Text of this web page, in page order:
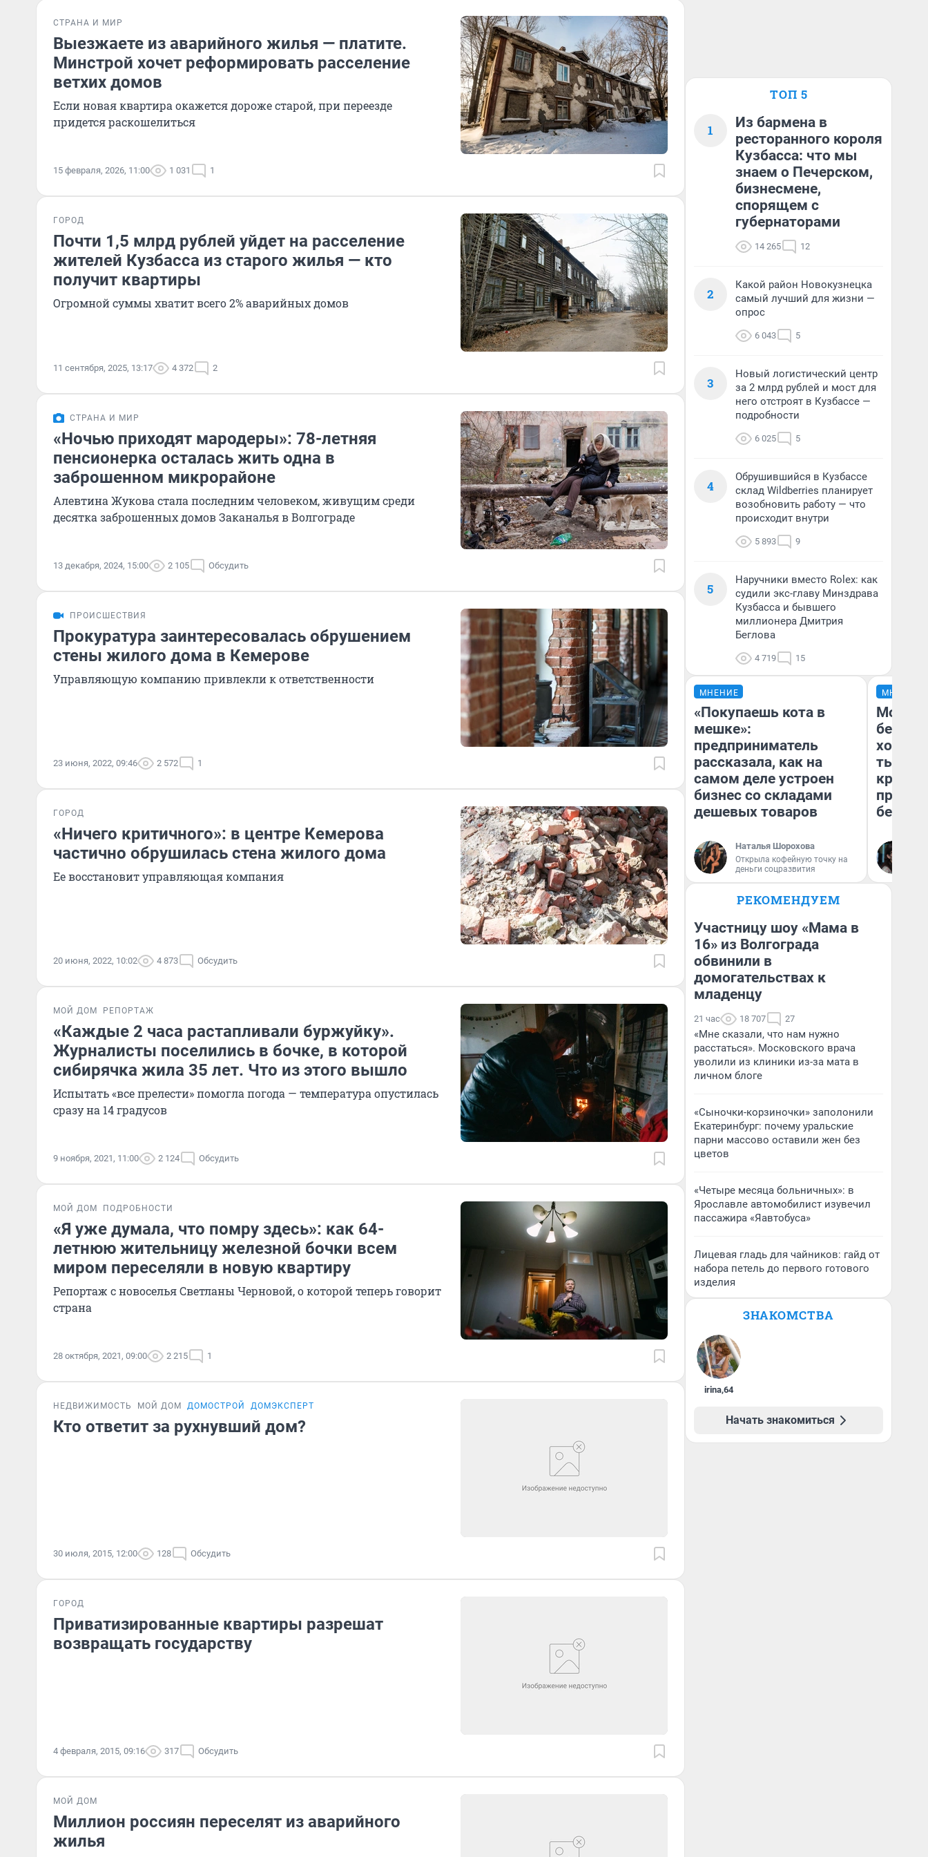
СТРАНА И МИР
Выезжаете из аварийного жилья — платите.
Минстрой хочет реформировать расселение
ветхих домов
Если новая квартира окажется дороже старой, при переезде
придется раскошелиться
15 февраля, 2026, 11:00 1 031 1
ГОРОД
Почти 1,5 млрд рублей уйдет на расселение
жителей Кузбасса из старого жилья — кто
получит квартиры
Огромной суммы хватит всего 2% аварийных домов
11 сентября, 2025, 13:17 4 372 2
СТРАНА И МИР
«Ночью приходят мародеры»: 78-летняя
пенсионерка осталась жить одна в
заброшенном микрорайоне
Алевтина Жукова стала последним человеком, живущим среди
десятка заброшенных домов Заканалья в Волгограде
13 декабря, 2024, 15:00 2 105 Обсудить
ПРОИСШЕСТВИЯ
Прокуратура заинтересовалась обрушением
стены жилого дома в Кемерове
Управляющую компанию привлекли к ответственности
23 июня, 2022, 09:46 2 572 1
ГОРОД
«Ничего критичного»: в центре Кемерова
частично обрушилась стена жилого дома
Ее восстановит управляющая компания
20 июня, 2022, 10:02 4 873 Обсудить
МОЙ ДОМ РЕПОРТАЖ
«Каждые 2 часа растапливали буржуйку».
Журналисты поселились в бочке, в которой
сибирячка жила 35 лет. Что из этого вышло
Испытать «все прелести» помогла погода — температура опустилась
сразу на 14 градусов
9 ноября, 2021, 11:00 2 124 Обсудить
МОЙ ДОМ ПОДРОБНОСТИ
«Я уже думала, что помру здесь»: как 64-
летнюю жительницу железной бочки всем
миром переселяли в новую квартиру
Репортаж с новоселья Светланы Черновой, о которой теперь говорит
страна
28 октября, 2021, 09:00 2 215 1
НЕДВИЖИМОСТЬ МОЙ ДОМ ДОМОСТРОЙ ДОМЭКСПЕРТ
Кто ответит за рухнувший дом?
30 июля, 2015, 12:00 128 Обсудить
ГОРОД
Приватизированные квартиры разрешат
возвращать государству
4 февраля, 2015, 09:16 317 Обсудить
МОЙ ДОМ
Миллион россиян переселят из аварийного
жилья
ТОП 5
1
Из бармена в
ресторанного короля
Кузбасса: что мы
знаем о Печерском,
бизнесмене,
спорящем с
губернаторами
14 265 12
2
Какой район Новокузнецка
самый лучший для жизни —
опрос
6 043 5
3
Новый логистический центр
за 2 млрд рублей и мост для
него отстроят в Кузбассе —
подробности
6 025 5
4
Обрушившийся в Кузбассе
склад Wildberries планирует
возобновить работу — что
происходит внутри
5 893 9
5
Наручники вместо Rolex: как
судили экс-главу Минздрава
Кузбасса и бывшего
миллионера Дмитрия
Беглова
4 719 15
МНЕНИЕ
«Покупаешь кота в
мешке»:
предприниматель
рассказала, как на
самом деле устроен
бизнес со складами
дешевых товаров
Наталья Шорохова
Открыла кофейную точку на
деньги соцразвития
МНЕНИЕ
Мой
хотела
тысяч,
РЕКОМЕНДУЕМ
Участницу шоу «Мама в
16» из Волгограда
обвинили в
домогательствах к
младенцу
21 час 18 707 27
«Мне сказали, что нам нужно
расстаться». Московского врача
уволили из клиники из-за мата в
личном блоге
«Сыночки-корзиночки» заполонили
Екатеринбург: почему уральские
парни массово оставили жен без
цветов
«Четыре месяца больничных»: в
Ярославле автомобилист изувечил
пассажира «Яавтобуса»
Лицевая гладь для чайников: гайд от
набора петель до первого готового
изделия
ЗНАКОМСТВА
irina,64
Начать знакомиться